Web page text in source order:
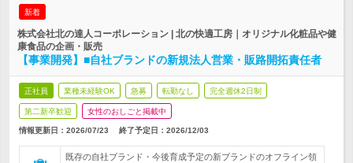
新着
株式会社北の達人コーポレーション | 北の快適工房｜オリジナル化粧品や健
康食品の企画・販売
【事業開発】■自社ブランドの新規法人営業・販路開拓責任者
正社員 業種未経験OK 急募 転勤なし 完全週休2日制
第二新卒歓迎 女性のおしごと掲載中
情報更新日：2026/07/23 終了予定日： 2026/12/03
既存の自社ブランド・今後育成予定の新ブランドのオフライン領